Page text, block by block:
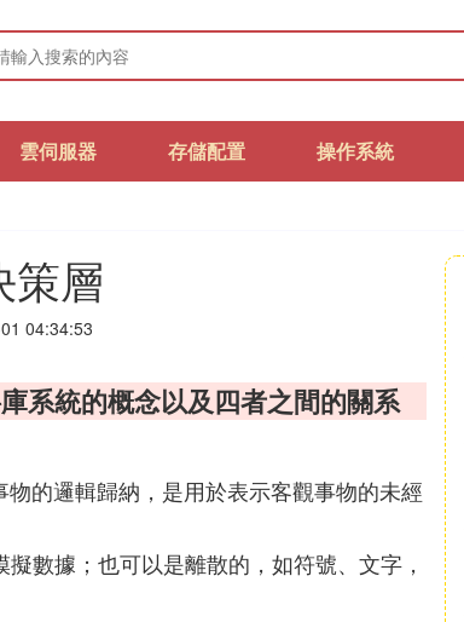
雲伺服器 存儲配置 操作系統
策層
04:34:53
系統的概念以及四者之間的關系
的邏輯歸納，是用於表示客觀事物的未經
數據；也可以是離散的，如符號、文字，